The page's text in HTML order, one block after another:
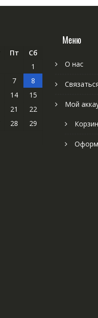
Пт
Сб
1
7
8
14
15
21
22
28
29
Меню
О нас
Мой